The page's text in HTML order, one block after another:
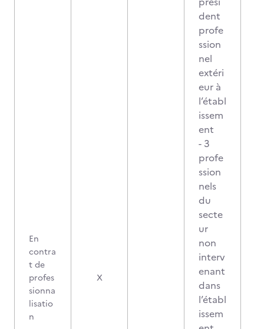
En
contra
t de
profes
sionna
lisatio
n
X
dent
profe
ssion
nel
extéri
eur à
l’établ
issem
ent
- 3
profe
ssion
nels
du
secte
ur
non
interv
enant
dans
l’établ
issem